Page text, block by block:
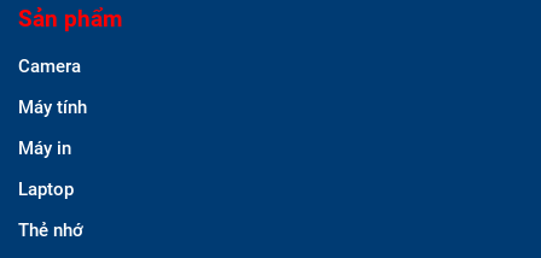
Sản phẩm
Camera
Máy tính
Máy in
Laptop
Thẻ nhớ